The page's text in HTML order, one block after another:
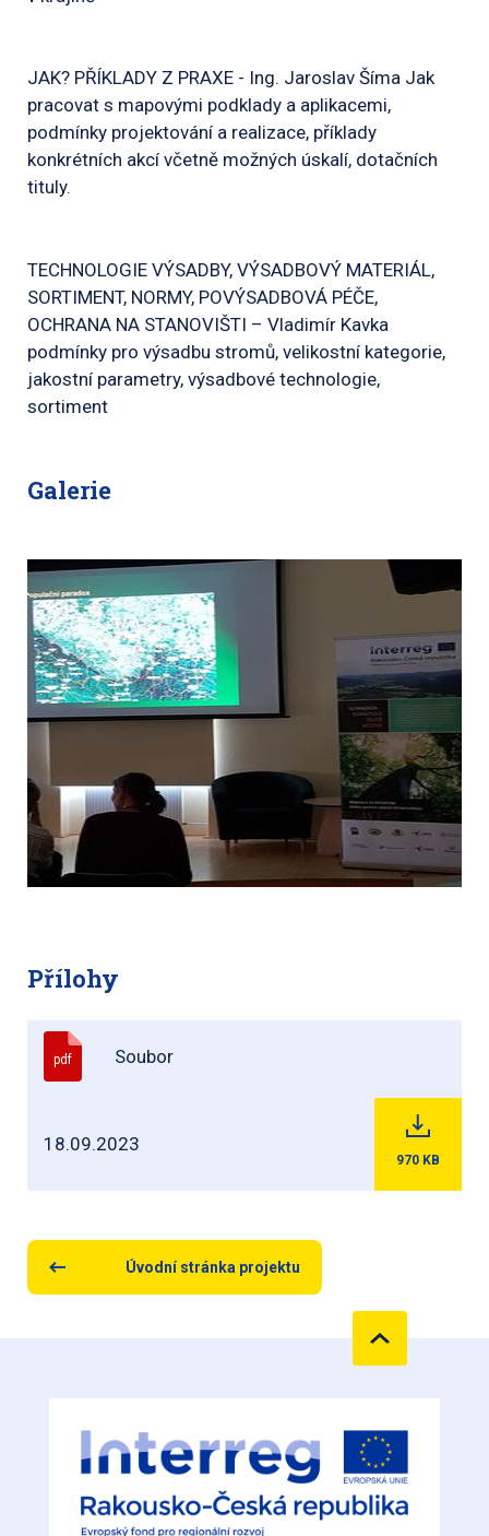
JAK? PŘÍKLADY Z PRAXE - Ing. Jaroslav Šíma Jak
pracovat s mapovými podklady a aplikacemi,
podmínky projektování a realizace, příklady
konkrétních akcí včetně možných úskalí, dotačních
tituly.
TECHNOLOGIE VÝSADBY, VÝSADBOVÝ MATERIÁL,
SORTIMENT, NORMY, POVÝSADBOVÁ PÉČE,
OCHRANA NA STANOVIŠTI – Vladimír Kavka
podmínky pro výsadbu stromů, velikostní kategorie,
jakostní parametry, výsadbové technologie,
sortiment
Galerie
Přílohy
pdf Soubor
18.09.2023
970 KB
Úvodní stránka projektu